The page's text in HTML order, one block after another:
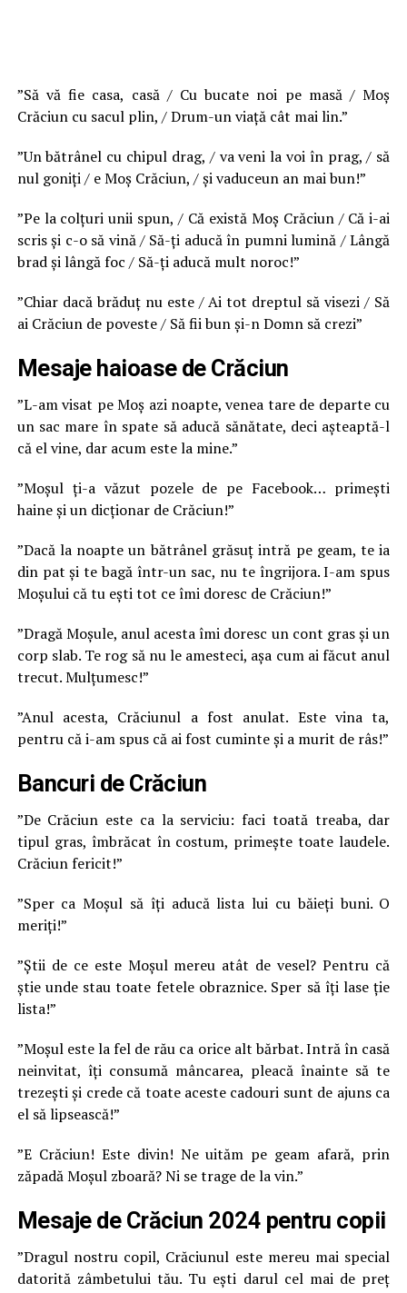
”Să vă fie casa, casă / Cu bucate noi pe masă / Moș
Crăciun cu sacul plin, / Drum-un viață cât mai lin.”
”Un bătrânel cu chipul drag, / va veni la voi în prag, / să
nul goniți / e Moș Crăciun, / și vaduceun an mai bun!”
”Pe la colțuri unii spun, / Că există Moș Crăciun / Că i-ai
scris și c-o să vină / Să-ți aducă în pumni lumină / Lângă
brad și lângă foc / Să-ți aducă mult noroc!”
”Chiar dacă brăduț nu este / Ai tot dreptul să visezi / Să
ai Crăciun de poveste / Să fii bun și-n Domn să crezi”
Mesaje haioase de Crăciun
”L-am visat pe Moș azi noapte, venea tare de departe cu
un sac mare în spate să aducă sănătate, deci așteaptă-l
că el vine, dar acum este la mine.”
”Moșul ți-a văzut pozele de pe Facebook… primești
haine și un dicționar de Crăciun!”
”Dacă la noapte un bătrânel grăsuț intră pe geam, te ia
din pat și te bagă într-un sac, nu te îngrijora. I-am spus
Moșului că tu ești tot ce îmi doresc de Crăciun!”
”Dragă Moșule, anul acesta îmi doresc un cont gras și un
corp slab. Te rog să nu le amesteci, așa cum ai făcut anul
trecut. Mulțumesc!”
”Anul acesta, Crăciunul a fost anulat. Este vina ta,
pentru că i-am spus că ai fost cuminte și a murit de râs!”
Bancuri de Crăciun
”De Crăciun este ca la serviciu: faci toată treaba, dar
tipul gras, îmbrăcat în costum, primește toate laudele.
Crăciun fericit!”
”Sper ca Moșul să îți aducă lista lui cu băieți buni. O
meriți!”
”Știi de ce este Moșul mereu atât de vesel? Pentru că
știe unde stau toate fetele obraznice. Sper să îți lase ție
lista!”
”Moșul este la fel de rău ca orice alt bărbat. Intră în casă
neinvitat, îți consumă mâncarea, pleacă înainte să te
trezești și crede că toate aceste cadouri sunt de ajuns ca
el să lipsească!”
”E Crăciun! Este divin! Ne uităm pe geam afară, prin
zăpadă Moșul zboară? Ni se trage de la vin.”
Mesaje de Crăciun 2024 pentru copii
”Dragul nostru copil, Crăciunul este mereu mai special
datorită zâmbetului tău. Tu ești darul cel mai de preț